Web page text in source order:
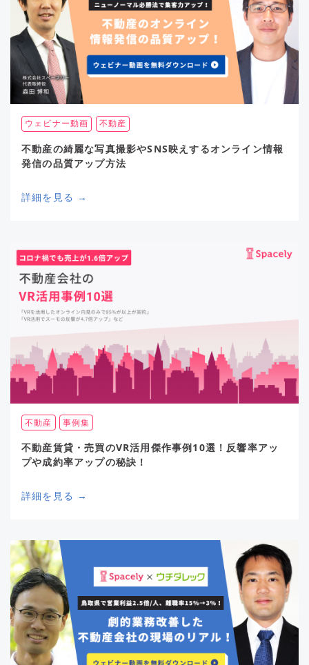
ウェビナー動画 不動産
不動産の綺麗な写真撮影やSNS映えするオンライン情報
発信の品質アップ方法
詳細を見る →
不動産 事例集
不動産賃貸・売買のVR活用傑作事例10選！反響率アッ
プや成約率アップの秘訣！
詳細を見る →